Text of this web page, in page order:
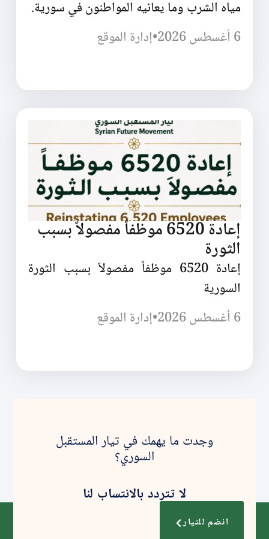
مياه الشرب وما يعانيه المواطنون في سورية.
6 أغسطس 2026
•إدارة الموقع
إعادة 6520 موظفاً مفصولاً بسبب
الثورة
إعادة 6520 موظفاً مفصولاً بسبب الثورة
السورية
6 أغسطس 2026
•إدارة الموقع
وجدت ما يهمك في تيار المستقبل
السوري؟
لا تتردد بالانتساب لنا
انضم للتيار